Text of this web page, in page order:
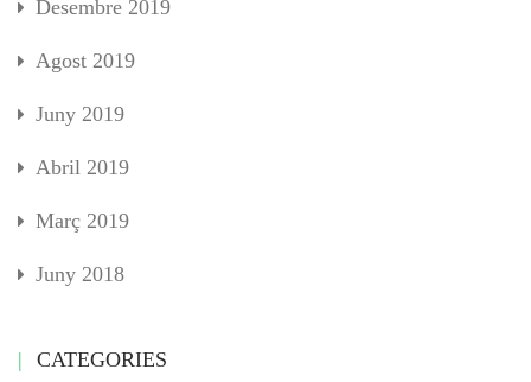
Desembre 2019
Agost 2019
Juny 2019
Abril 2019
Març 2019
Juny 2018
CATEGORIES